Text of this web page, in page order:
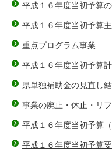
平成１６年度当初予算
平成１６年度当初予算
重点プログラム事業
平成１６年度当初予算
県単独補助金の見直し
事業の廃止・休止・リ
平成１６年度当初予算
平成１６年度当初予算